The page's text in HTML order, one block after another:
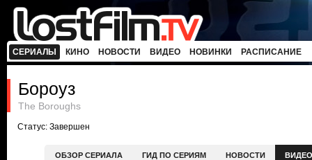
СЕРИАЛЫ КИНО НОВОСТИ ВИДЕО НОВИНКИ РАСПИСАНИЕ
Бороуз
The Boroughs
Статус: Завершен
ОБЗОР СЕРИАЛА ГИД ПО СЕРИЯМ НОВОСТИ ВИДЕО